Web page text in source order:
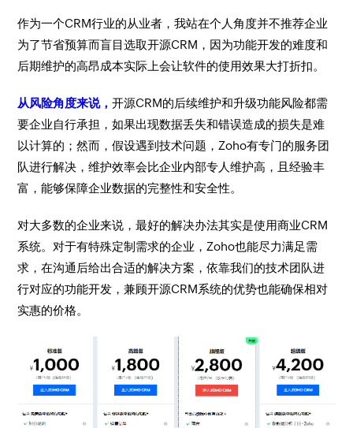
作为一个CRM行业的从业者，我站在个人角度并不推荐企业
为了节省预算而盲目选取开源CRM，因为功能开发的难度和
后期维护的高昂成本实际上会让软件的使用效果大打折扣。
从风险角度来说，开源CRM的后续维护和升级功能风险都需
要企业自行承担，如果出现数据丢失和错误造成的损失是难
以计算的；然而，假设遇到技术问题，Zoho有专门的服务团
队进行解决，维护效率会比企业内部专人维护高，且经验丰
富，能够保障企业数据的完整性和安全性。
对大多数的企业来说，最好的解决办法其实是使用商业CRM
系统。对于有特殊定制需求的企业，Zoho也能尽力满足需
求，在沟通后给出合适的解决方案，依靠我们的技术团队进
行对应的功能开发，兼顾开源CRM系统的优势也能确保相对
实惠的价格。